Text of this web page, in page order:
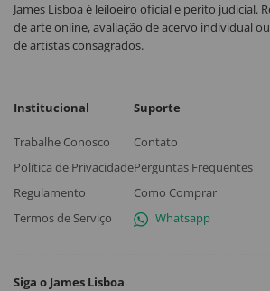
James Lisboa é leiloeiro oficial e perito judicial.
de arte online, avaliação de acervo individual
de artistas consagrados.
Institucional
Trabalhe Conosco
Política de Privacidade
Regulamento
Termos de Serviço
Suporte
Contato
Perguntas Frequentes
Como Comprar
Whatsapp
Siga o James Lisboa